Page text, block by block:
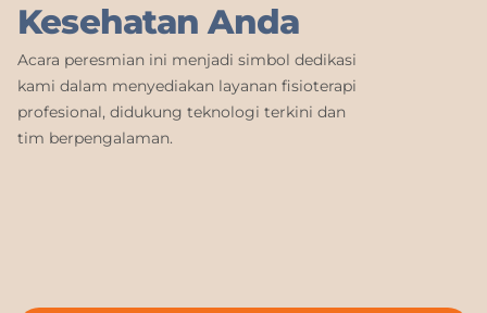
Kesehatan Anda
Acara peresmian ini menjadi simbol dedikasi
kami dalam menyediakan layanan fisioterapi
profesional, didukung teknologi terkini dan
tim berpengalaman.